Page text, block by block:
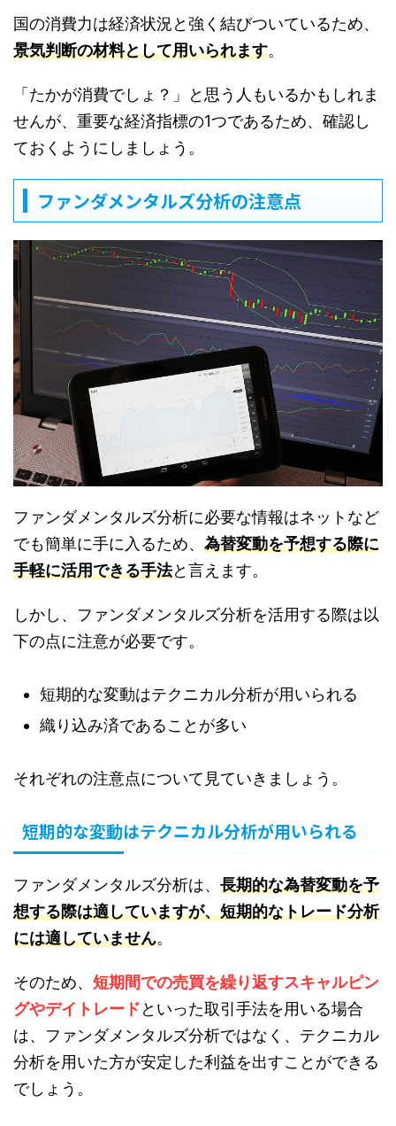
国の消費力は経済状況と強く結びついているため、
景気判断の材料として用いられます。
「たかが消費でしょ？」と思う人もいるかもしれま
せんが、重要な経済指標の1つであるため、確認し
ておくようにしましょう。
ファンダメンタルズ分析の注意点
ファンダメンタルズ分析に必要な情報はネットなど
でも簡単に手に入るため、 為替変動を予想する際に
手軽に活用できる手法と言えます。
しかし、ファンダメンタルズ分析を活用する際は以
下の点に注意が必要です。
短期的な変動はテクニカル分析が用いられる
織り込み済であることが多い
それぞれの注意点について見ていきましょう。
短期的な変動はテクニカル分析が用いられる
ファンダメンタルズ分析は、 長期的な為替変動を予
想する際は適していますが、短期的なトレード分析
には適していません。
そのため、 短期間での売買を繰り返すスキャルピン
グやデイトレードといった取引手法を用いる場合
は、ファンダメンタルズ分析ではなく、テクニカル
分析を用いた方が安定した利益を出すことができる
でしょう。